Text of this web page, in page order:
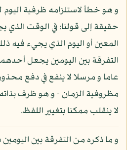
و هو خطأ لاستلزامه ظرفية اليوم
حقيقة إلى قولنا: في الوقت
المعين أو اليوم الذي يجيء فيه
التفرقة بين اليومين يجعل
عاما و مرسلا لا ينفع في دفع
مظروفية الزمان - و هو ظرف
لا ينقلب ممكنا بتغيير اللفظ.
و ما ذكره من التفرقة بين